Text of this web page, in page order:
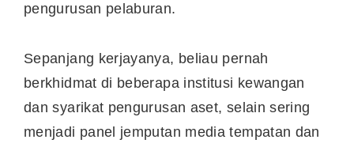
pengurusan pelaburan.
Sepanjang kerjayanya, beliau pernah
berkhidmat di beberapa institusi kewangan
dan syarikat pengurusan aset, selain sering
menjadi panel jemputan media tempatan dan